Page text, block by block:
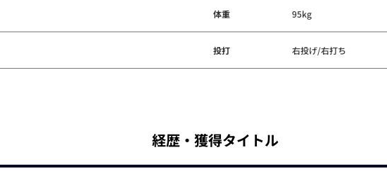
体重 95kg
投打 右投げ/右打ち
経歴・獲得タイトル